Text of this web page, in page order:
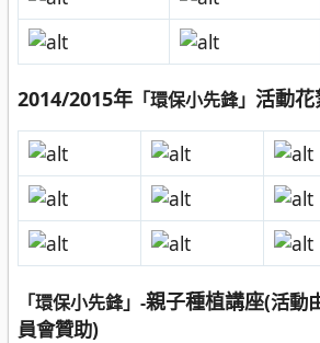
2014/2015年 「環保小先鋒」 活動花
「環保小先鋒」-親子種植講座(活動
員會贊助)